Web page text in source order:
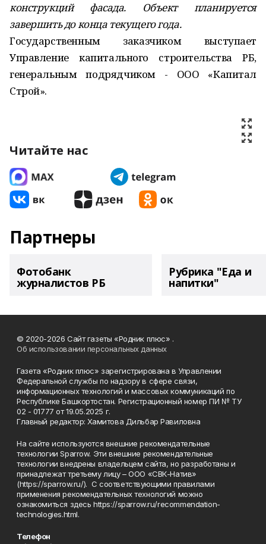
конструкций фасада. Объект планируется
завершить до конца текущего года.
Государственным заказчиком выступает
Управление капитального строительства РБ,
генеральным подрядчиком - ООО «Капитал
Строй».
Читайте нас
Партнеры
Фотобанк
журналистов РБ
Рубрика "Еда и
напитки"
© 2020-2026 Сайт газеты «Родник плюс» .
Об использовании персональных данных
Газета «Родник плюс» зарегистрирована в Управлении
Федеральной службы по надзору в сфере связи,
информационных технологий и массовых коммуникаций по
Республике Башкортостан. Регистрационный номер ПИ № ТУ
02 - 01777 от 19.05.2025 г.
Главный редактор: Хамитова Дильбар Равиловна
На сайте используются внешние рекомендательные
технологии Sparrow. Эти внешние рекомендательные
технологии внедрены владельцем сайта, но разработаны и
принадлежат третьему лицу – ООО «СВК-Натив»
(https://sparrow.ru/). С соответствующими правилами
применения рекомендательных технологий можно
ознакомиться здесь https://sparrow.ru/recommendation-
technologies.html.
Телефон